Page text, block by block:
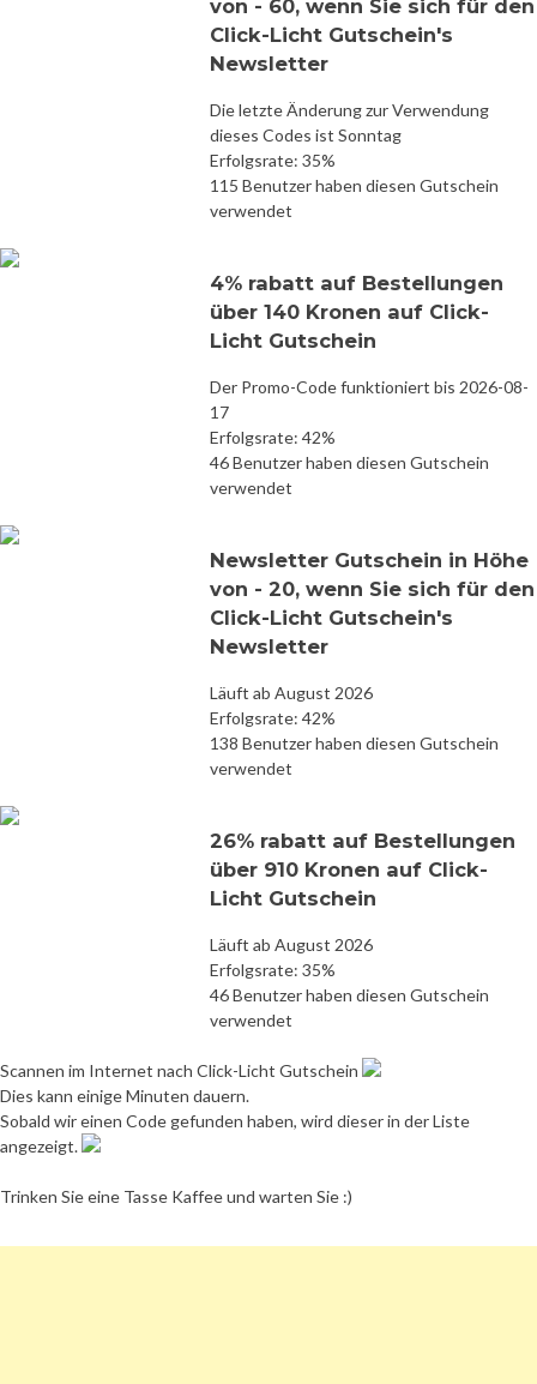
von - 60, wenn Sie sich für den
Click-Licht Gutschein's
Newsletter
Die letzte Änderung zur Verwendung
dieses Codes ist Sonntag
Erfolgsrate: 35%
115 Benutzer haben diesen Gutschein
verwendet
4% rabatt auf Bestellungen
über 140 Kronen auf Click-
Licht Gutschein
Der Promo-Code funktioniert bis 2026-08-
17
Erfolgsrate: 42%
46 Benutzer haben diesen Gutschein
verwendet
Newsletter Gutschein in Höhe
von - 20, wenn Sie sich für den
Click-Licht Gutschein's
Newsletter
Läuft ab August 2026
Erfolgsrate: 42%
138 Benutzer haben diesen Gutschein
verwendet
26% rabatt auf Bestellungen
über 910 Kronen auf Click-
Licht Gutschein
Läuft ab August 2026
Erfolgsrate: 35%
46 Benutzer haben diesen Gutschein
verwendet
Scannen im Internet nach Click-Licht Gutschein
Dies kann einige Minuten dauern.
Sobald wir einen Code gefunden haben, wird dieser in der Liste
angezeigt.
Trinken Sie eine Tasse Kaffee und warten Sie :)